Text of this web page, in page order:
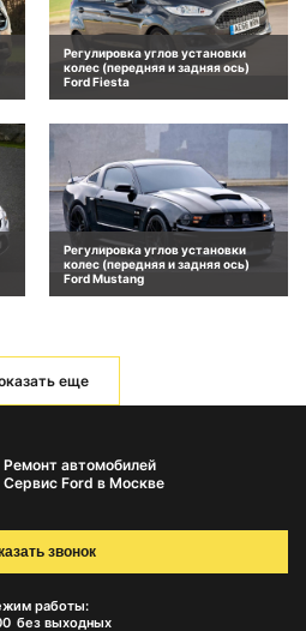
Регулировка углов установки
колес (передняя и задняя ось)
Ford Fiesta
Регулировка углов установки
колес (передняя и задняя ось)
Ford Mustang
еще
Ремонт автомобилей
Сервис Ford в Москве
работы:
без выходных
звонок